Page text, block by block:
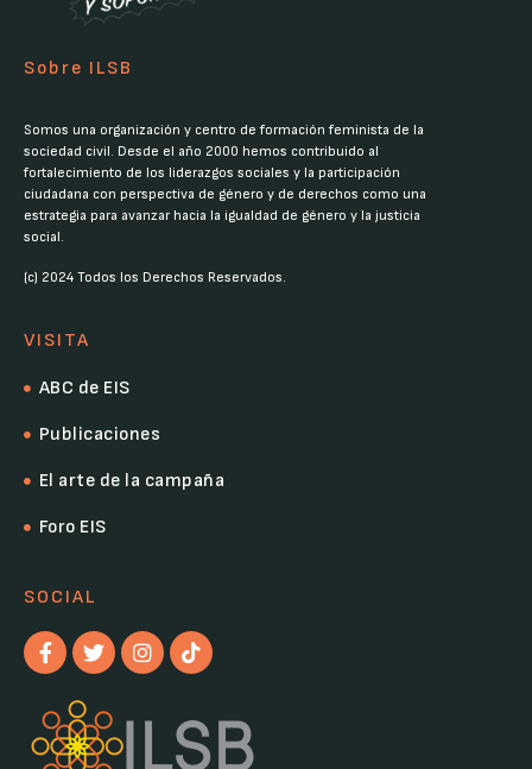
Sobre ILSB
Somos una organización y centro de formación feminista de la
sociedad civil. Desde el año 2000 hemos contribuido al
fortalecimiento de los liderazgos sociales y la participación
ciudadana con perspectiva de género y de derechos como una
estrategia para avanzar hacia la igualdad de género y la justicia
social.
(c) 2024 Todos los Derechos Reservados.
VISITA
ABC de EIS
Publicaciones
El arte de la campaña
Foro EIS
SOCIAL